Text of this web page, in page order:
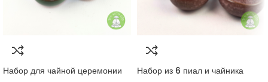
Набор для чайной церемонии Набор из 6 пиал и чайника